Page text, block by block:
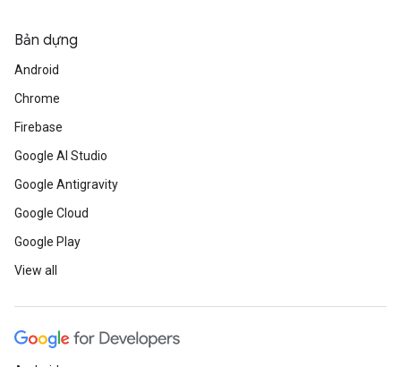
Bản dựng
Android
Chrome
Firebase
Google AI Studio
Google Antigravity
Google Cloud
Google Play
View all